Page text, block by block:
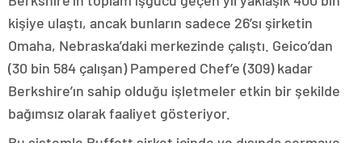
kişiye ulaştı, ancak bunların sadece 26’sı şirketin
Omaha, Nebraska’daki merkezinde çalıştı. Geico’dan
(30 bin 584 çalışan) Pampered Chef’e (309) kadar
Berkshire’ın sahip olduğu işletmeler etkin bir şekilde
bağımsız olarak faaliyet gösteriyor.